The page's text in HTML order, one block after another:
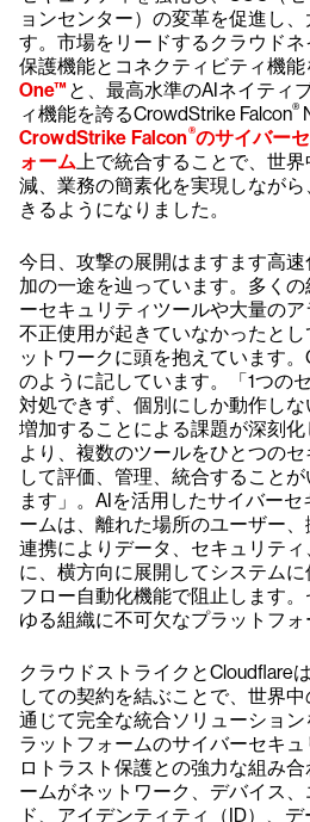
ョンセンター）の変革を促進し
す。市場をリードするクラウド
保護機能とコネクティビティ機能
One™ と、最高水準のAIネイティ
ィ機能を誇るCrowdStrike Falcon®
CrowdStrike Falcon®のサイバー
ォーム上で統合することで、世
減、業務の簡素化を実現しなが
きるようになりました。
今日、攻撃の展開はますます高
加の一途を辿っています。多く
ーセキュリティツールや大量のア
不正使用が起きていなかったと
ットワークに頭を抱えています。
のように記しています。「1つの
対処できず、個別にしか動作し
増加することによる課題が深刻
より、複数のツールをひとつの
して評価、管理、統合すること
ます」。AIを活用したサイバー
ームは、離れた場所のユーザー
連携によりデータ、セキュリテ
に、横方向に展開してシステム
フロー自動化機能で阻止します
ゆる組織に不可欠なプラットフォ
クラウドストライクとCloudflare
しての契約を結ぶことで、世界
通じて完全な統合ソリューショ
ラットフォームのサイバーセキ
ロトラスト保護との強力な組み
ームがネットワーク、デバイス
ド、アイデンティティ（ID）、